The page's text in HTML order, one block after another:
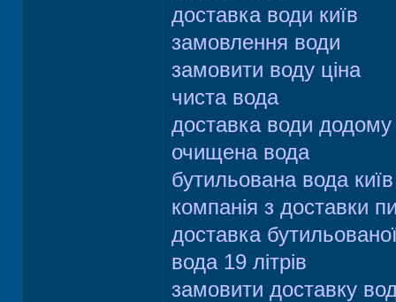
доставка води київ
замовлення води
замовити воду ціна
чиста вода
доставка води додому
очищена вода
бутильована вода київ
компанія з доставки
доставка
вода 19 літрів
замовити доставку